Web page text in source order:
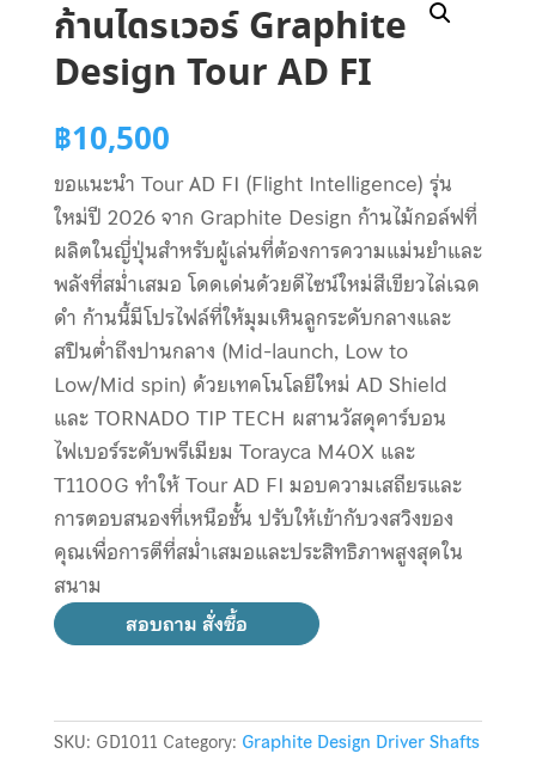
ก้านไดรเวอร์ Graphite
Design Tour AD FI
฿10,500
ขอแนะนำ Tour AD FI (Flight Intelligence) รุ่น
ใหม่ปี 2026 จาก Graphite Design ก้านไม้กอล์ฟที่
ผลิตในญี่ปุ่นสำหรับผู้เล่นที่ต้องการความแม่นยำและ
พลังที่สม่ำเสมอ โดดเด่นด้วยดีไซน์ใหม่สีเขียวไล่เฉด
ดำ ก้านนี้มีโปรไฟล์ที่ให้มุมเหินลูกระดับกลางและ
สปินต่ำถึงปานกลาง (Mid-launch, Low to
Low/Mid spin) ด้วยเทคโนโลยีใหม่ AD Shield
และ TORNADO TIP TECH ผสานวัสดุคาร์บอน
ไฟเบอร์ระดับพรีเมียม Torayca M40X และ
T1100G ทำให้ Tour AD FI มอบความเสถียรและ
การตอบสนองที่เหนือชั้น ปรับให้เข้ากับวงสวิงของ
คุณเพื่อการตีที่สม่ำเสมอและประสิทธิภาพสูงสุดใน
สนาม
สอบถาม สั่งซื้อ
SKU: GD1011 Category: Graphite Design Driver Shafts